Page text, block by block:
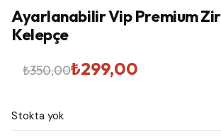
Ayarlanabilir Vip Premium
Kelepçe
₺350,00
Orijinal
₺350,00.
₺299,00
Şu
fiyat:
Stokta yok